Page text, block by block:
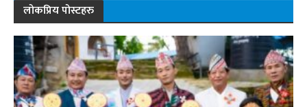
लोकप्रिय पोस्टहरु